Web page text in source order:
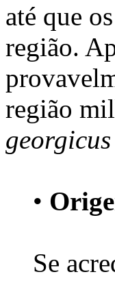
até que
região.
região
georgicus
•
Se